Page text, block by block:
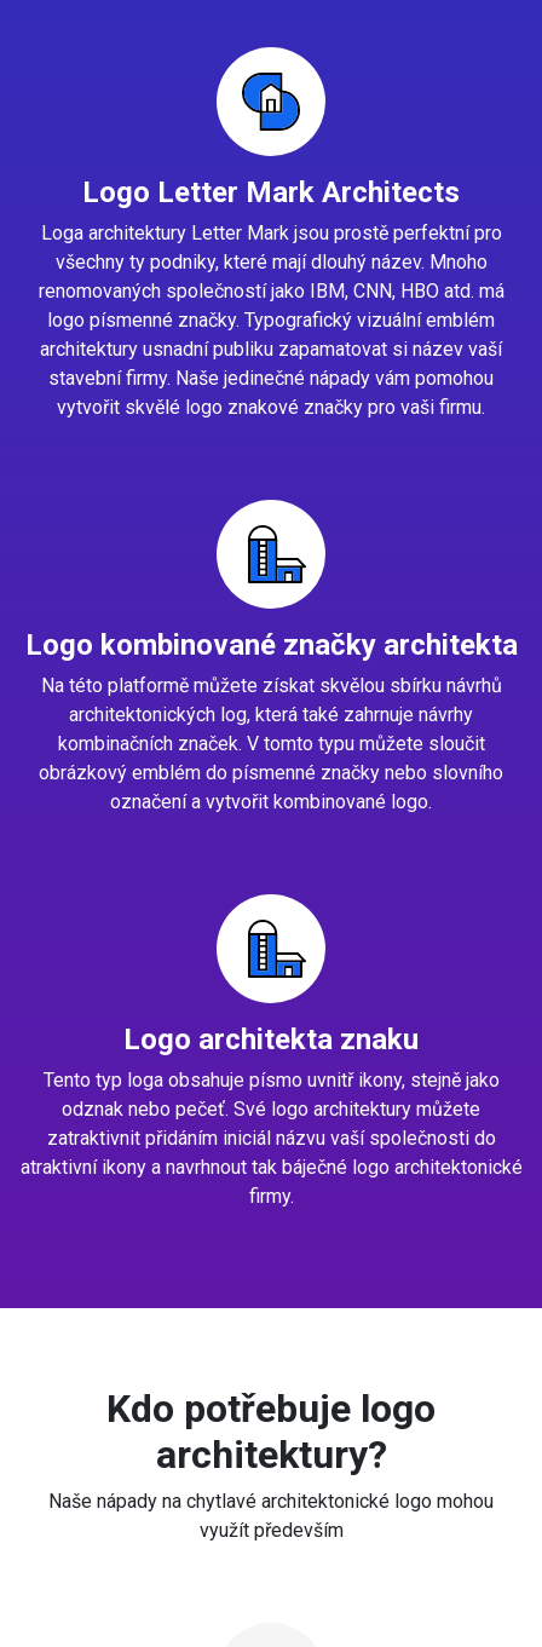
Logo Letter Mark Architects
Loga architektury Letter Mark jsou prostě perfektní pro
všechny ty podniky, které mají dlouhý název. Mnoho
renomovaných společností jako IBM, CNN, HBO atd. má
logo písmenné značky. Typografický vizuální emblém
architektury usnadní publiku zapamatovat si název vaší
stavební firmy. Naše jedinečné nápady vám pomohou
vytvořit skvělé logo znakové značky pro vaši firmu.
Logo kombinované značky architekta
Na této platformě můžete získat skvělou sbírku návrhů
architektonických log, která také zahrnuje návrhy
kombinačních značek. V tomto typu můžete sloučit
obrázkový emblém do písmenné značky nebo slovního
označení a vytvořit kombinované logo.
Logo architekta znaku
Tento typ loga obsahuje písmo uvnitř ikony, stejně jako
odznak nebo pečeť. Své logo architektury můžete
zatraktivnit přidáním iniciál názvu vaší společnosti do
atraktivní ikony a navrhnout tak báječné logo architektonické
firmy.
Kdo potřebuje logo
architektury?
Naše nápady na chytlavé architektonické logo mohou
využít především